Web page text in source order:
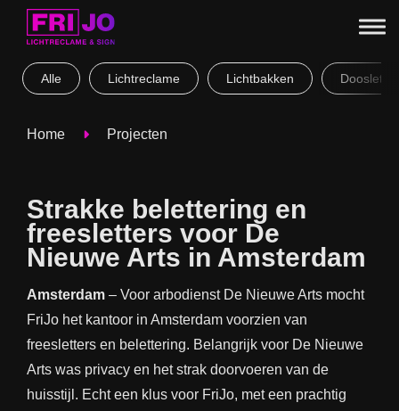
Alle Lichtreclame Lichtbakken
Home Projecten
Strakke belettering en
freesletters voor De
Nieuwe Arts in Amsterdam
Amsterdam – Voor arbodienst De Nieuwe Arts mocht
FriJo het kantoor in Amsterdam voorzien van
freesletters en belettering. Belangrijk voor De Nieuwe
Arts was privacy en het strak doorvoeren van de
huisstijl. Echt een klus voor FriJo, met een prachtig